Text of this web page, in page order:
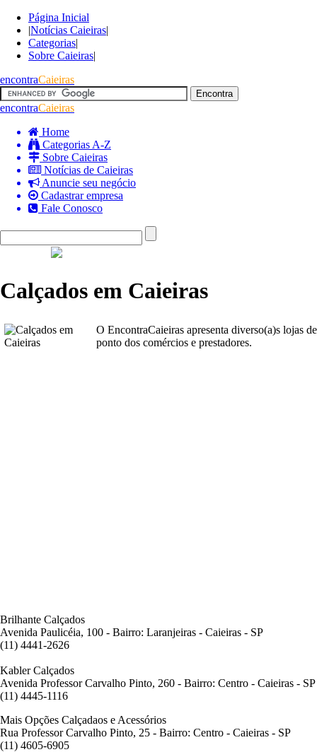
Página Inicial
|Notícias Caieiras|
Categorias|
Sobre Caieiras|
encontraCaieiras
encontraCaieiras
Home
Categorias A-Z
Sobre Caieiras
Notícias de Caieiras
Anuncie seu negócio
Cadastrar empresa
Fale Conosco
Calçados em Caieiras
O EncontraCaieiras apresenta diverso(a)s lojas
ponto dos comércios e prestadores.
Brilhante Calçados
Avenida Paulicéia, 100 - Bairro: Laranjeiras - Caieiras - SP
(11) 4441-2626
Kabler Calçados
Avenida Professor Carvalho Pinto, 260 - Bairro: Centro - Caieiras - SP
(11) 4445-1116
Mais Opções Calçadaos e Acessórios
Rua Professor Carvalho Pinto, 25 - Bairro: Centro - Caieiras - SP
(11) 4605-6905